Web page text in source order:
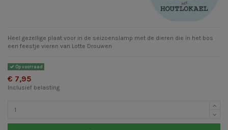
Heel gezellige plaat voor in de seizoenslamp met de dieren die in het bos
een feestje vieren van Lotte Drouwen
Op voorraad
€ 7,95
Inclusief belasting